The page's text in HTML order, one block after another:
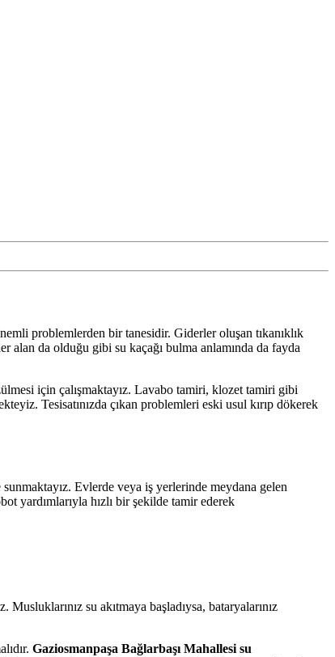
problemlerden bir tanesidir. Giderler oluşan tıkanıklık
alan da olduğu gibi su kaçağı bulma anlamında da fayda
için çalışmaktayız. Lavabo tamiri, klozet tamiri gibi
Tesisatınızda çıkan problemleri eski usul kırıp dökerek
Evlerde veya iş yerlerinde meydana gelen
yardımlarıyla hızlı bir şekilde tamir ederek
su akıtmaya başladıysa, bataryalarınız
Gaziosmanpaşa Bağlarbaşı Mahallesi su